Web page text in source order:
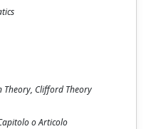
Theory, Clifford Theory
o Articolo